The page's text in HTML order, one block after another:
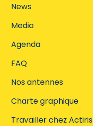
News
Media
Agenda
FAQ
Nos antennes
Charte graphique
Travailler chez Actiris